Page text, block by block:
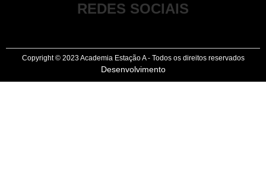
REDES SOCIAIS
Copyright © 2023 Academia Estação A - Todos os direitos reservados
Desenvolvimento